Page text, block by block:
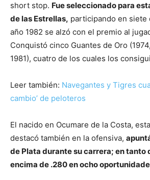
short stop. Fue seleccionado para
de las Estrellas, participando en siete
año 1982 se alzó con el premio al
Conquistó cinco Guantes de Oro
1981), cuatro de los cuales los
Leer también: Navegantes y Tigres
cambio’ de peloteros
El nacido en Ocumare de la Costa,
destacó también en la ofensiva,
de Plata durante su carrera; en tanto
encima de .280 en ocho